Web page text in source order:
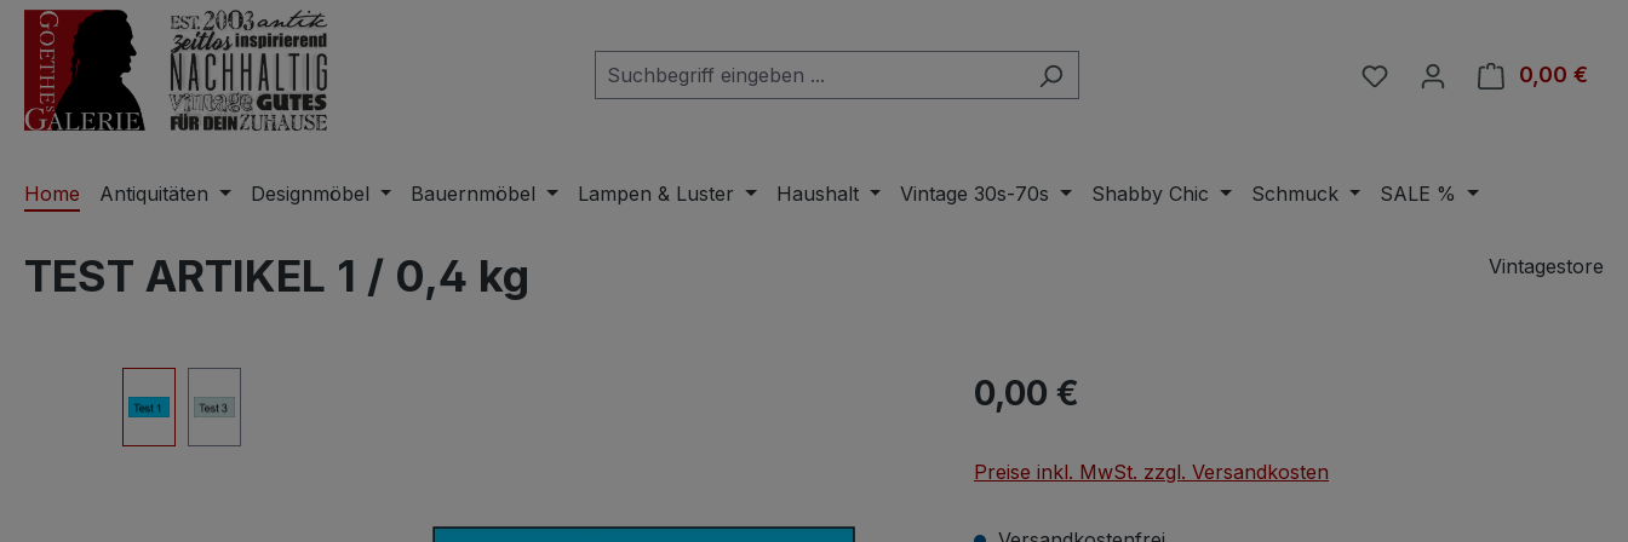
Hauptinhalt springen
Zur Suche springen
Zur Hauptnavigation springen
Du hast 0 Produkte auf
0,00 €
Home Antiquitäten Designmöbel Bauernmöbel Lampen & Luster Haushalt Vintage 30s-70s Shabby Chic Schmuck SALE %
TEST ARTIKEL 1 / 0,4 kg Vintagestore
Regulärer Preis:
0,00 €
Preise inkl. MwSt. zzgl. Versandkosten